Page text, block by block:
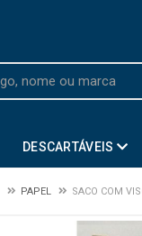
DESCARTÁVEIS
PAPEL SACO COM